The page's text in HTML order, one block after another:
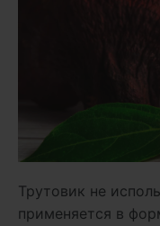
Трутовик не
применяется в